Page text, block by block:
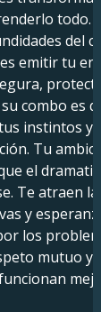
todo.
del
emitir tu
combo es
instintos y
Tu
el
Te atraen
y
los
mutuo y el